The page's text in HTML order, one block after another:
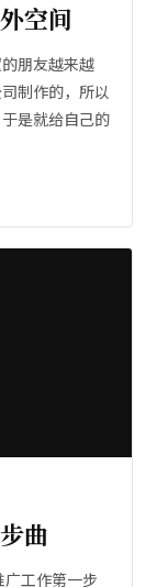
空间
朋友越来越
制作的，所以
是就给自己的
曲
工作第一步